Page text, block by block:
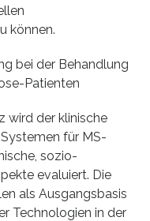
können.
bei der Behandlung
Patienten
wird der klinische
für MS-
sozio-
evaluiert. Die
als Ausgangsbasis
Technologien in der